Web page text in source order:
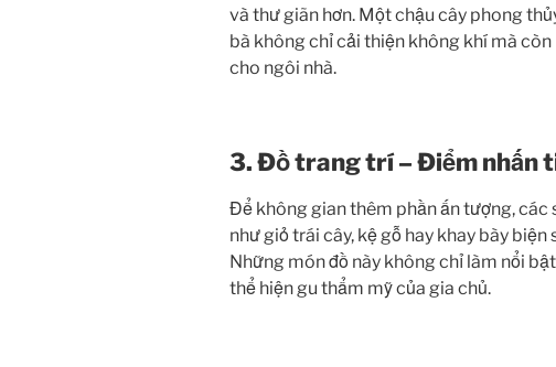
và thư giãn hơn. Một chậu cây phong
bà không chỉ cải thiện không khí mà
cho ngôi nhà.
3. Đồ trang trí – Điểm nhấn
Để không gian thêm phần ấn tượng,
như giỏ trái cây, kệ gỗ hay khay bày biện
Những món đồ này không chỉ làm nổi
thể hiện gu thẩm mỹ của gia chủ.